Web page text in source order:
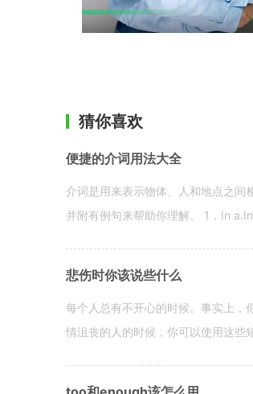
猜你喜欢
便捷的介词用法大全
介词是用来表示物体、人和地点之间
并附有例句来帮助你理解。 1．In
悲伤时你该说些什么
每个人总有不开心的时候。事实上，
情沮丧的人的时候，你可以使用这